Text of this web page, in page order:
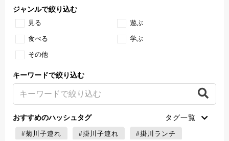
ジャンルで絞り込む
見る 遊ぶ
食べる 学ぶ
その他
キーワードで絞り込む
おすすめのハッシュタグ
#菊川子連れ #掛川子連れ #掛川ランチ